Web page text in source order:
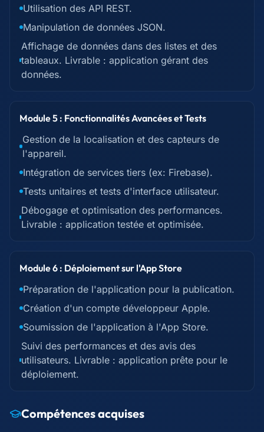
Utilisation des API REST.
Manipulation de données JSON.
Affichage de données dans des listes et des
tableaux. Livrable : application gérant des
données.
Module 5 : Fonctionnalités Avancées et Tests
Gestion de la localisation et des capteurs de
l'appareil.
Intégration de services tiers (ex: Firebase).
Tests unitaires et tests d'interface utilisateur.
Débogage et optimisation des performances.
Livrable : application testée et optimisée.
Module 6 : Déploiement sur l'App Store
Préparation de l'application pour la publication.
Création d'un compte développeur Apple.
Soumission de l'application à l'App Store.
Suivi des performances et des avis des
utilisateurs. Livrable : application prête pour le
déploiement.
Compétences acquises